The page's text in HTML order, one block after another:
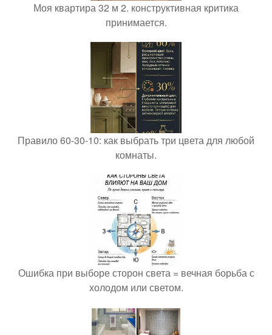
Моя квартира 32 м 2. конструктивная критика
принимается.
Правило 60-30-10: как выбрать три цвета для любой
комнаты.
Ошибка при выборе сторон света = вечная борьба с
холодом или светом.